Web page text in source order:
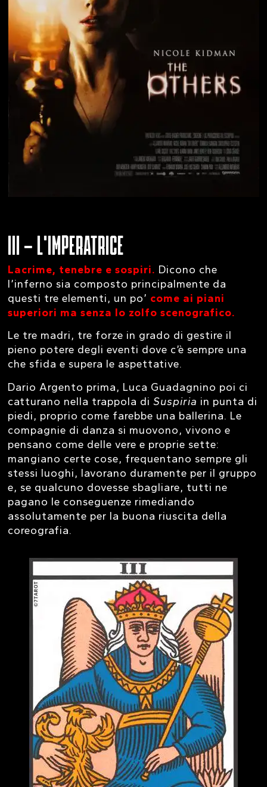
III – L’IMPERATRICE
Lacrime, tenebre e sospiri. Dicono che
l’inferno sia composto principalmente da
questi tre elementi, un po’ come ai piani
superiori ma senza lo zolfo scenografico.
Le tre madri, tre forze in grado di gestire il
pieno potere degli eventi dove c’è sempre una
che sfida e supera le aspettative.
Dario Argento prima, Luca Guadagnino poi ci
catturano nella trappola diSuspiria in punta di
piedi, proprio come farebbe una ballerina. Le
compagnie di danza si muovono, vivono e
pensano come delle vere e proprie sette:
mangiano certe cose, frequentano sempre gli
stessi luoghi, lavorano duramente per il gruppo
e, se qualcuno dovesse sbagliare, tutti ne
pagano le conseguenze rimediando
assolutamente per la buona riuscita della
coreografia.